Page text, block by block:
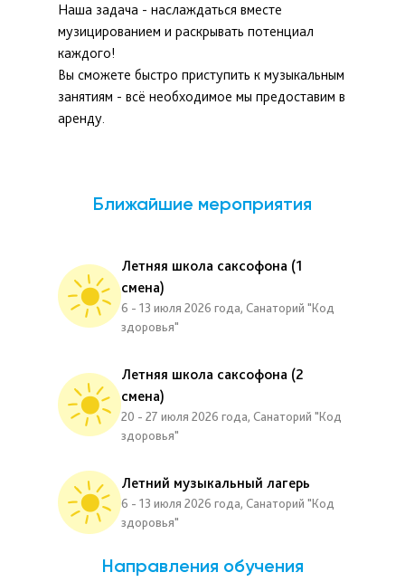
Наша задача - наслаждаться вместе
музицированием и раскрывать потенциал
каждого!
Вы сможете быстро приступить к музыкальным
занятиям - всё необходимое мы предоставим в
аренду.
Ближайшие мероприятия
Летняя школа саксофона (1
смена)
6 - 13 июля 2026 года, Санаторий "Код
здоровья"
Летняя школа саксофона (2
смена)
20 - 27 июля 2026 года, Санаторий "Код
здоровья"
Летний музыкальный лагерь
6 - 13 июля 2026 года, Санаторий "Код
здоровья"
Направления обучения